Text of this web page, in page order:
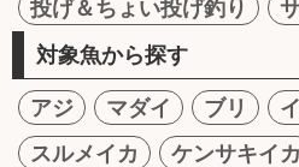
投げ＆ちょい投げ釣り
対象魚から探す
アジ マダイ ブリ
スルメイカ
ケンサキイカ